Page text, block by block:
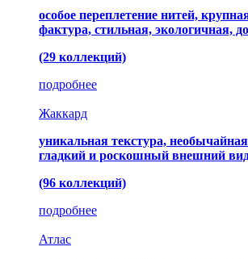
особое переплетение нитей,
фактура, стильная, экологичная,
(29 коллекций)
подробнее
Жаккард
уникальная текстура,
гладкий и роскошный внешний
(96 коллекций)
подробнее
Атлас